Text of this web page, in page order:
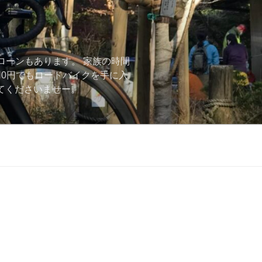
ーンもあります。 家族の時間
円でもロードバイクを手に入
くださいませー。